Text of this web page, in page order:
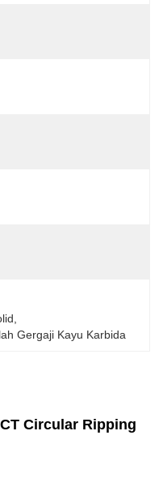
Gergaji Kayu Karbida
Circular Ripping